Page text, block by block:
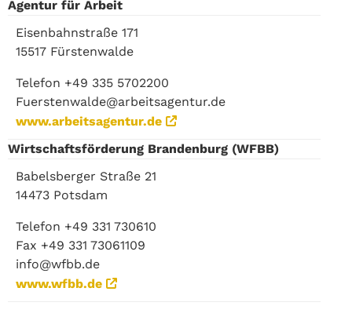
Agentur für Arbeit
Eisenbahnstraße 171
15517 Fürstenwalde
Telefon +49 335 5702200
Fuerstenwalde@arbeitsagentur.de
www.arbeitsagentur.de
Wirtschaftsförderung Brandenburg (WFBB)
Babelsberger Straße 21
14473 Potsdam
Telefon +49 331 730610
Fax +49 331 73061109
info@wfbb.de
www.wfbb.de